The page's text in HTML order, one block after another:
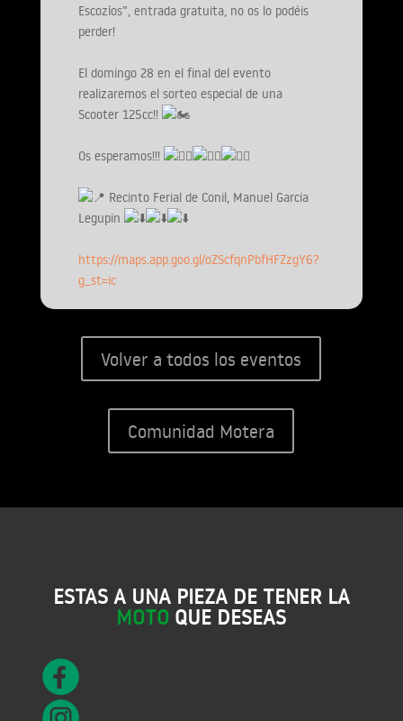
Escozíos”, entrada gratuita, no os lo podéis
perder!
El domingo 28 en el final del evento
realizaremos el sorteo especial de una
Scooter 125cc!!
Os esperamos!!!
Recinto Ferial de Conil, Manuel Garcia
Legupin
https://maps.app.goo.gl/oZScfqnPbfHFZzgY6?
g_st=ic
Volver a todos los eventos
Comunidad Motera
ESTAS A UNA PIEZA DE TENER LA
MOTO QUE DESEAS